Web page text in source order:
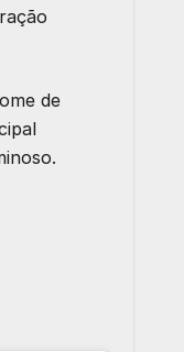
de